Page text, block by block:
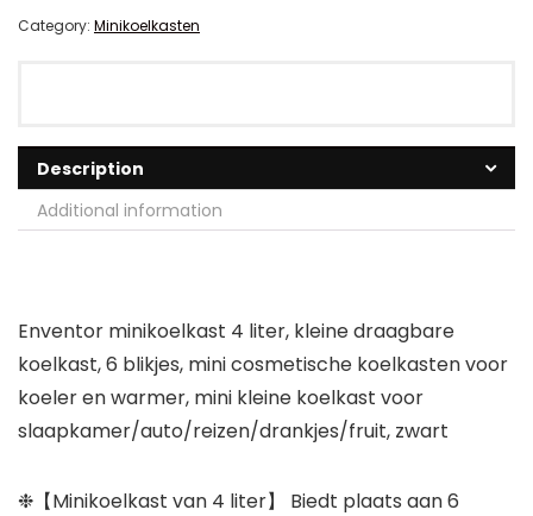
Category: Minikoelkasten
Description
Additional information
Enventor minikoelkast 4 liter, kleine draagbare
koelkast, 6 blikjes, mini cosmetische koelkasten voor
koeler en warmer, mini kleine koelkast voor
slaapkamer/auto/reizen/drankjes/fruit, zwart
❉【Minikoelkast van 4 liter】 Biedt plaats aan 6